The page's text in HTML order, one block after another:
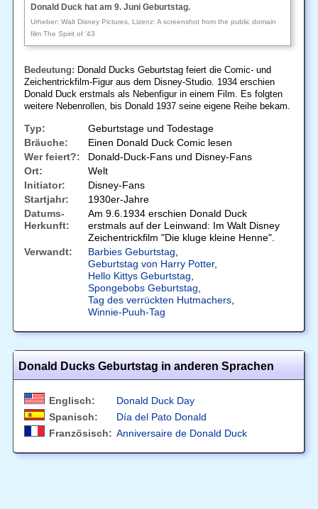
Donald Duck hat am 9. Juni Geburtstag.
Urheber: Walt Disney Pictures, Lizenz: A screenshot from the public domain
film The Spirit of '43
Bedeutung: Donald Ducks Geburtstag feiert die Comic- und
Zeichentrickfilm-Figur aus dem Disney-Studio. 1934 erschien
Donald Duck erstmals als Nebenfigur in einem Film. Es folgten
weitere Nebenrollen, bis Donald 1937 seine eigene Reihe bekam.
Typ:
Geburtstage und Todestage
Bräuche:
Einen Donald Duck Comic lesen
Wer feiert?:
Donald-Duck-Fans und Disney-Fans
Ort:
Welt
Initiator:
Disney-Fans
Startjahr:
1930er-Jahre
Datums-
Herkunft:
Am 9.6.1934 erschien Donald Duck
erstmals auf der Leinwand: Im Walt Disney
Zeichentrickfilm "Die kluge kleine Henne".
Verwandt:
Barbies Geburtstag,
Geburtstag von Harry Potter,
Hello Kittys Geburtstag,
Spongebobs Geburtstag,
Tag des verrückten Hutmachers,
Winnie-Puuh-Tag
Donald Ducks Geburtstag in anderen Sprachen
Englisch:
Donald Duck Day
Spanisch:
Día del Pato Donald
Französisch: Anniversaire de Donald Duck